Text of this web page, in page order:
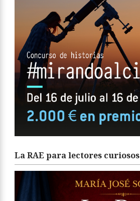
La RAE para lectores curiosos